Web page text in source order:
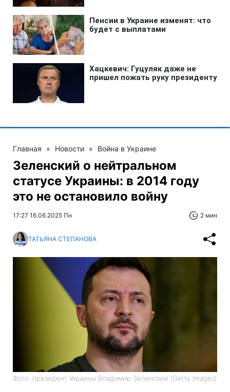
Главная » Новости » Война в Украине
Зеленский о нейтральном
статусе Украины: в 2014 году
это не остановило войну
17:27 16.06.2025 Пн 2 мин
ТАТЬЯНА СТЕПАНОВА
Фото: президент Украины Владимир Зеленский (Getty Images)